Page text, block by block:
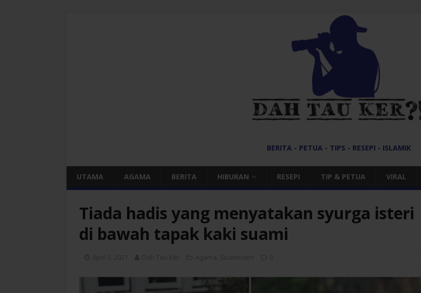
BERITA - PETUA - TIPS - RESEPI - ISLAMIK
UTAMA AGAMA BERITA HIBURAN RESEPI TIP & PETUA VIRAL
Tiada hadis yang menyatakan syurga isteri
di bawah tapak kaki suami